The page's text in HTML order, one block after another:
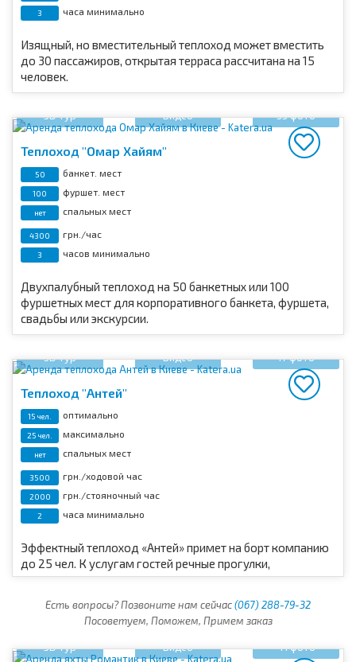
3 часа минимально
Изящный, но вместительный теплоход может вместить
до 30 пассажиров, открытая терраса рассчитана на 15
человек.
3D тур Видео 33 фото
Теплоход "Омар Хайям"
50 банкет. мест
100 фуршет. мест
нет спальных мест
4300 грн./час
3 часов минимально
Двухпалубный теплоход на 50 банкетных или 100
фуршетных мест для корпоративного банкета, фуршета,
свадьбы или экскурсии.
3D тур Видео 17 фото
Теплоход "Антей"
15 чел. оптимально
25 чел. максимально
нет спальных мест
3500 грн./ходовой час
2000 грн./стояночный час
2 часа минимально
Эффектный теплоход «Антей» примет на борт компанию
до 25 чел. К услугам гостей речные прогулки,
ресторанное меню, возможность для остановки на
Есть вопросы? Позвоните нам сейчас(067) 288-79-32
Посоветуем, Поможем, Примем заказ
3D тур Видео 41 фото